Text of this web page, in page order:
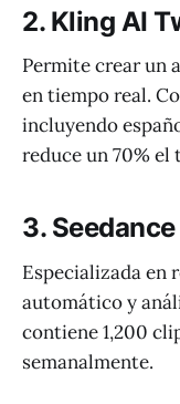
2. Kling AI
Permite crear un
en tiempo real.
incluyendo
reduce un 70%
3.
Especializada en
automático y
contiene 1,200
semanalmente.